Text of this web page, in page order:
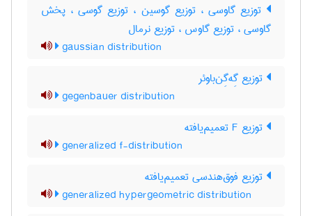
توزیع گاوسی ، توزیع گوسین ، توزیع گوسی ، پخش
گاوسی ، توزیع گاوس ، توزیع نرمال
gaussian distribution
توزیع گِه‌گِن‌باوئر
gegenbauer distribution
توزیع F تعمیم‌یافته
generalized f-distribution
توزیع فوق‌هندسی تعمیم‌یافته
generalized hypergeometric distribution